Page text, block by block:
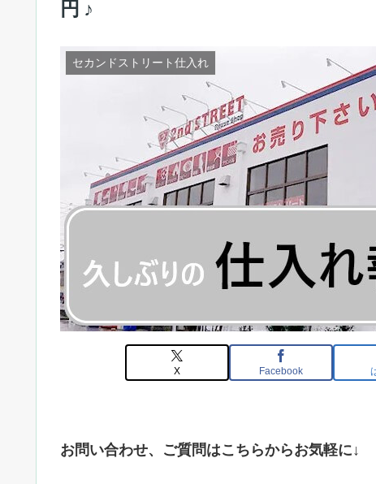
円♪
セカンドストリート仕入れ
X Facebook
お問い合わせ、ご質問はこちらからお気軽に↓